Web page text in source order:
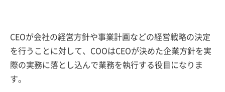
CEOが会社の経営方針や事業計画などの経営戦略の決定
を行うことに対して、COOはCEOが決めた企業方針を実
際の実務に落とし込んで業務を執行する役目になりま
す。